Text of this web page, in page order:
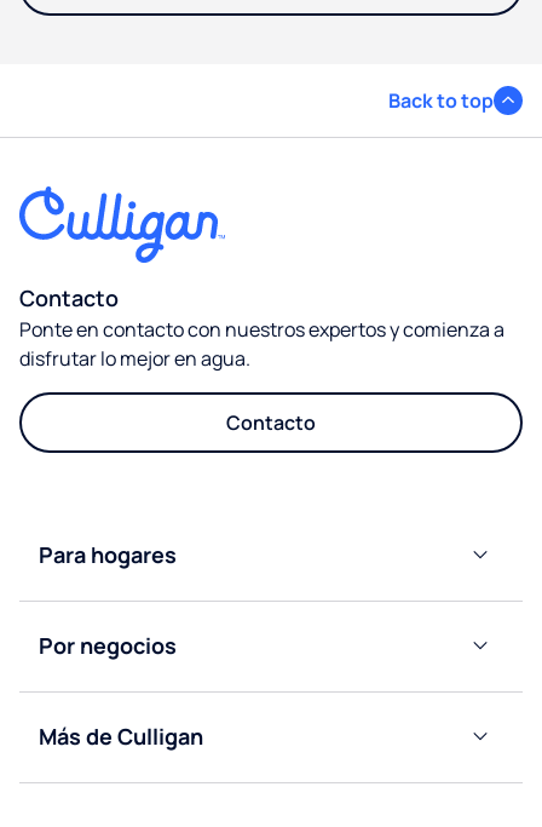
Back to top
Contacto
Ponte en contacto con nuestros expertos y comienza a
disfrutar lo mejor en agua.
Contacto
Para hogares
Dispensadores
Mineral
Dispensadores
de Agua
Conectados a
Por negocios
Dispensadores
Mineral
Más de Culligan
Descubre